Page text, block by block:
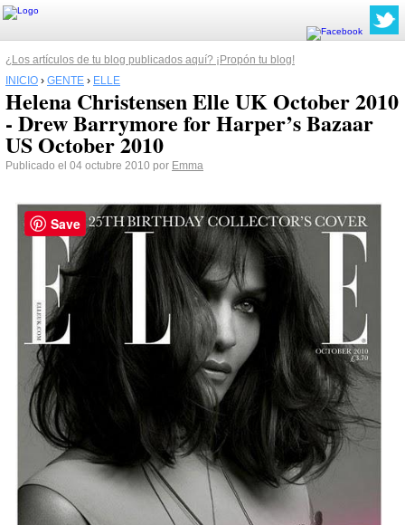
¿Los artículos de tu blog publicados aquí? ¡Propón tu blog!
INICIO › GENTE › ELLE
Helena Christensen Elle UK October 2010
- Drew Barrymore for Harper’s Bazaar
US October 2010
Publicado el 04 octubre 2010 por Emma
Save